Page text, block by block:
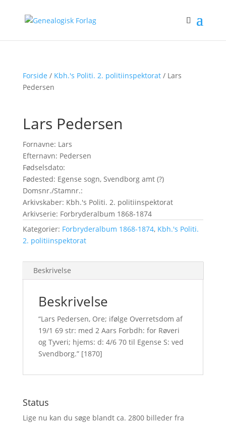
Forside / Kbh.'s Politi. 2. politiinspektorat/ Lars
Pedersen
Lars Pedersen
Fornavne: Lars
Efternavn: Pedersen
Fødselsdato:
Fødested: Egense sogn, Svendborg amt (?)
Domsnr./Stamnr.:
Arkivskaber: Kbh.'s Politi. 2. politiinspektorat
Arkivserie: Forbryderalbum 1868-1874
Kategorier: Forbryderalbum 1868-1874, Kbh.'s Politi.
2. politiinspektorat
Beskrivelse
Beskrivelse
“Lars Pedersen, Ore; ifølge Overretsdom af
19/1 69 str: med 2 Aars Forbdh: for Røveri
og Tyveri; hjems: d: 4/6 70 til Egense S: ved
Svendborg.” [1870]
Status
Lige nu kan du søge blandt ca. 2800 billeder fra